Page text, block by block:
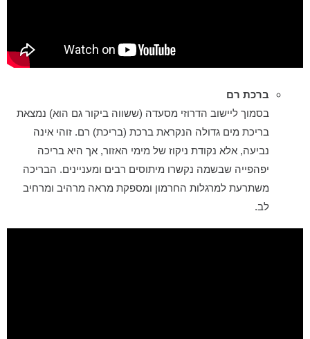
ברכת רם
בסמוך ליישוב הדרוזי מסעדה (ששווה ביקור גם הוא) נמצאת
בריכת מים גדולה הנקראת ברכת (בריכת) רם. זוהי אינה
נביעה, אלא נקודת ניקוז של מימי האזור, אך היא בריכה
יפהפייה שבשמה נקשרו מיתוסים רבים ומעניינים. הבריכה
משתרעת למרגלות החרמון ומספקת מראה מרהיב ומרחיב
לב.